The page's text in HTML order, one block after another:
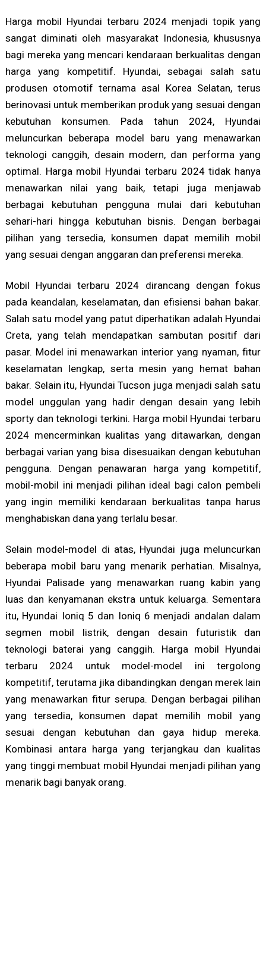
Harga mobil Hyundai terbaru 2024 menjadi topik yang
sangat diminati oleh masyarakat Indonesia, khususnya
bagi mereka yang mencari kendaraan berkualitas dengan
harga yang kompetitif. Hyundai, sebagai salah satu
produsen otomotif ternama asal Korea Selatan, terus
berinovasi untuk memberikan produk yang sesuai dengan
kebutuhan konsumen. Pada tahun 2024, Hyundai
meluncurkan beberapa model baru yang menawarkan
teknologi canggih, desain modern, dan performa yang
optimal. Harga mobil Hyundai terbaru 2024 tidak hanya
menawarkan nilai yang baik, tetapi juga menjawab
berbagai kebutuhan pengguna mulai dari kebutuhan
sehari-hari hingga kebutuhan bisnis. Dengan berbagai
pilihan yang tersedia, konsumen dapat memilih mobil
yang sesuai dengan anggaran dan preferensi mereka.
Mobil Hyundai terbaru 2024 dirancang dengan fokus
pada keandalan, keselamatan, dan efisiensi bahan bakar.
Salah satu model yang patut diperhatikan adalah Hyundai
Creta, yang telah mendapatkan sambutan positif dari
pasar. Model ini menawarkan interior yang nyaman, fitur
keselamatan lengkap, serta mesin yang hemat bahan
bakar. Selain itu, Hyundai Tucson juga menjadi salah satu
model unggulan yang hadir dengan desain yang lebih
sporty dan teknologi terkini. Harga mobil Hyundai terbaru
2024 mencerminkan kualitas yang ditawarkan, dengan
berbagai varian yang bisa disesuaikan dengan kebutuhan
pengguna. Dengan penawaran harga yang kompetitif,
mobil-mobil ini menjadi pilihan ideal bagi calon pembeli
yang ingin memiliki kendaraan berkualitas tanpa harus
menghabiskan dana yang terlalu besar.
Selain model-model di atas, Hyundai juga meluncurkan
beberapa mobil baru yang menarik perhatian. Misalnya,
Hyundai Palisade yang menawarkan ruang kabin yang
luas dan kenyamanan ekstra untuk keluarga. Sementara
itu, Hyundai Ioniq 5 dan Ioniq 6 menjadi andalan dalam
segmen mobil listrik, dengan desain futuristik dan
teknologi baterai yang canggih. Harga mobil Hyundai
terbaru 2024 untuk model-model ini tergolong
kompetitif, terutama jika dibandingkan dengan merek lain
yang menawarkan fitur serupa. Dengan berbagai pilihan
yang tersedia, konsumen dapat memilih mobil yang
sesuai dengan kebutuhan dan gaya hidup mereka.
Kombinasi antara harga yang terjangkau dan kualitas
yang tinggi membuat mobil Hyundai menjadi pilihan yang
menarik bagi banyak orang.